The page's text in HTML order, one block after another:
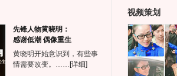
先锋人物黄晓明：
感谢低潮 偶像重生
黄晓明开始意识到，有些事
情需要改变。…… [详细]
视频策划